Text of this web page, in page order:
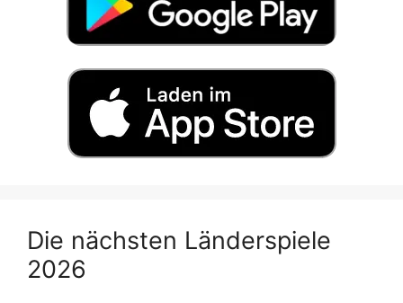
Die nächsten Länderspiele
2026